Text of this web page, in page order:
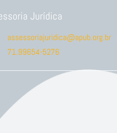
Jurídica
assessoriajuridica@apub.org.br
71.99654-5276